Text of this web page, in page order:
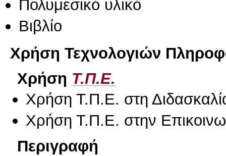
Πολυμεσικό υλικό
Βιβλίο
Χρήση Τεχνολογιών
Χρήση Τ.Π.Ε.
Χρήση Τ.Π.Ε. στη
Χρήση Τ.Π.Ε. στην
Περιγραφή